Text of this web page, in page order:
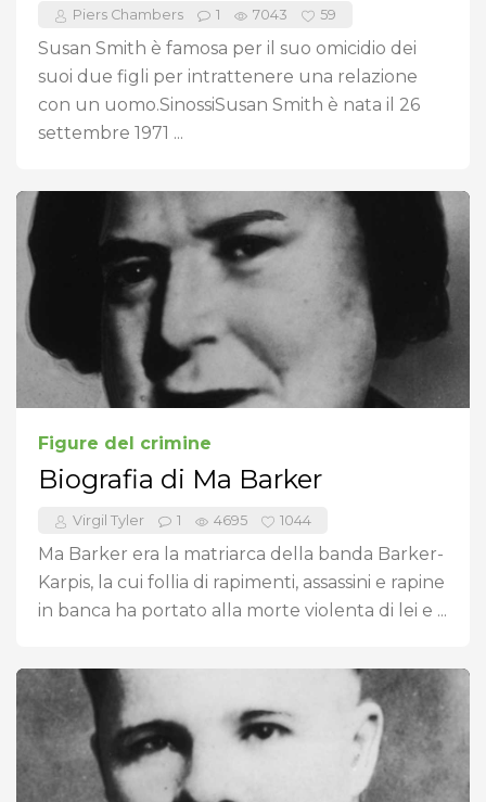
Piers Chambers 1 7043 59
Susan Smith è famosa per il suo omicidio dei
suoi due figli per intrattenere una relazione
con un uomo.SinossiSusan Smith è nata il 26
settembre 1971 ...
Figure del crimine
Biografia di Ma Barker
Virgil Tyler 1 4695 1044
Ma Barker era la matriarca della banda Barker-
Karpis, la cui follia di rapimenti, assassini e rapine
in banca ha portato alla morte violenta di lei e ...